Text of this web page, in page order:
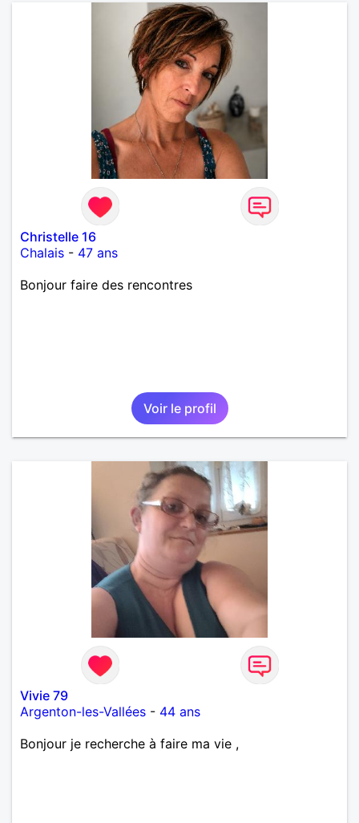
Christelle 16
Chalais - 47 ans
Bonjour faire des rencontres
Voir le profil
Vivie 79
Argenton-les-Vallées - 44 ans
Bonjour je recherche à faire ma vie ,